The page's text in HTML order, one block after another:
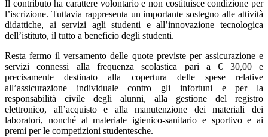
Il contributo ha carattere volontario e non costituisce condizione per
l’iscrizione. Tuttavia rappresenta un importante sostegno alle attività
didattiche, ai servizi agli studenti e all’innovazione tecnologica
dell’istituto, il tutto a beneficio degli studenti.
Resta fermo il versamento delle quote previste per assicurazione e
servizi connessi alla frequenza scolastica pari a € 30,00 e
precisamente destinato alla copertura delle spese relative
all’assicurazione individuale contro gli infortuni e per la
responsabilità civile degli alunni, alla gestione del registro
elettronico, all’acquisto e alla manutenzione dei materiali dei
laboratori, nonché al materiale igienico-sanitario e sportivo e ai
premi per le competizioni studentesche.